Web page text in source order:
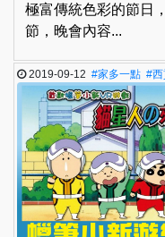
極富傳統色彩的節日
節，晚會內容...
2019-09-12#家多一點 #